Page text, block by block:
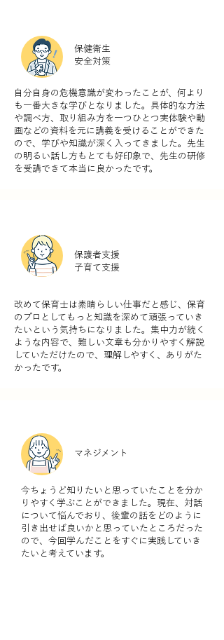
保健衛生
安全対策
自分自身の危機意識が変わったことが、何より
も一番大きな学びとなりました。具体的な方法
や調べ方、取り組み方を一つひとつ実体験や動
画などの資料を元に講義を受けることができた
ので、学びや知識が深く入ってきました。先生
の明るい話し方もとても好印象で、先生の研修
を受講できて本当に良かったです。
保護者支援
子育て支援
改めて保育士は素晴らしい仕事だと感じ、保育
のプロとしてもっと知識を深めて頑張っていき
たいという気持ちになりました。集中力が続く
ような内容で、難しい文章も分かりやすく解説
していただけたので、理解しやすく、ありがた
かったです。
マネジメント
今ちょうど知りたいと思っていたことを分か
りやすく学ぶことができました。現在、対話
について悩んでおり、後輩の話をどのように
引き出せば良いかと思っていたところだった
ので、今回学んだことをすぐに実践していき
たいと考えています。